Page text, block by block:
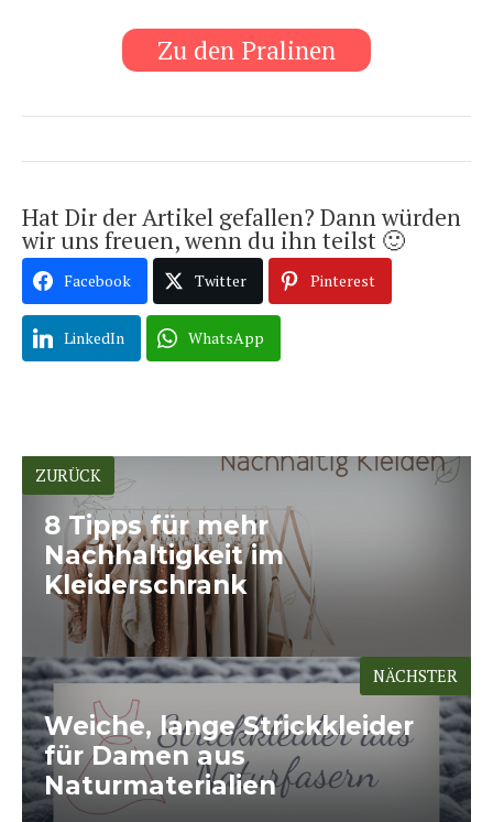
Zu den Pralinen
Hat Dir der Artikel gefallen? Dann würden
wir uns freuen, wenn du ihn teilst 🙂
Facebook Twitter Pinterest
LinkedIn WhatsApp
ZURÜCK
8 Tipps für mehr
Nachhaltigkeit im
Kleiderschrank
Weiche, lange Strickkleider
für Damen aus
Naturmaterialien
NÄCHSTER